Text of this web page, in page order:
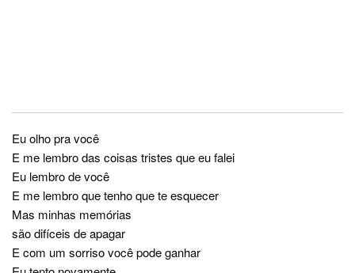
Eu olho pra você
E me lembro das coisas tristes que eu falei
Eu lembro de você
E me lembro que tenho que te esquecer
Mas minhas memórias
são difíceis de apagar
E com um sorriso você pode ganhar